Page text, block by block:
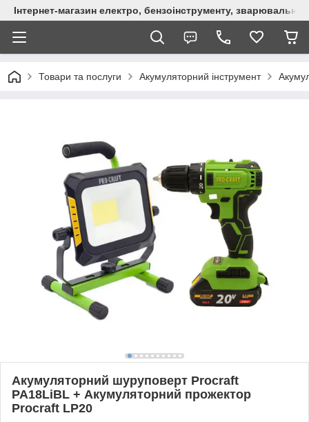
Інтернет-магазин електро, бензоінструменту,
Товари та послуги Акумуляторний інструмент
Акумуляторний шуруповерт Procraft
PA18LiBL + Акумуляторний прожектор
Procraft LP20